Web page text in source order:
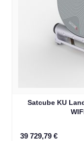
Satcube KU
39 729,79 €